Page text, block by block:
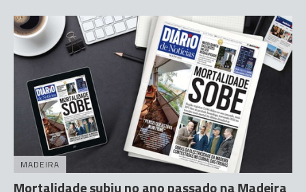
MADEIRA
Mortalidade subiu no ano passado na Madeira